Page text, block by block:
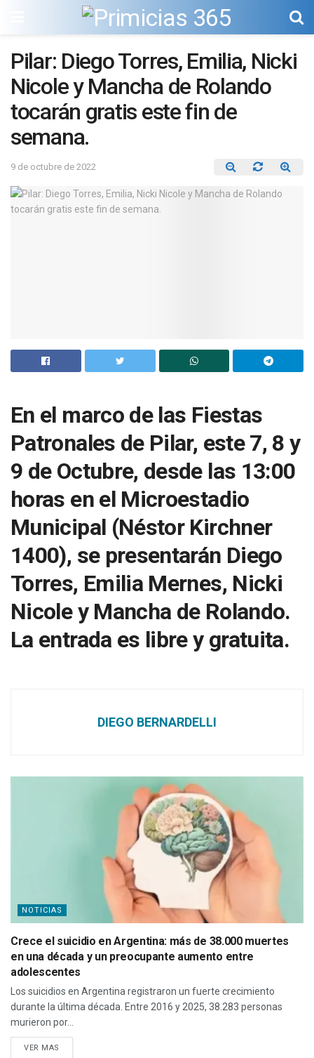
Pilar: Diego Torres, Emilia, Nicki
Nicole y Mancha de Rolando
tocarán gratis este fin de
semana.
9 de octubre de 2022
En el marco de las Fiestas
Patronales de Pilar, este 7, 8 y
9 de Octubre, desde las 13:00
horas en el Microestadio
Municipal (Néstor Kirchner
1400), se presentarán Diego
Torres, Emilia Mernes, Nicki
Nicole y Mancha de Rolando.
La entrada es libre y gratuita.
DIEGO BERNARDELLI
NOTICIAS
Crece el suicidio en Argentina: más de 38.000 muertes
en una década y un preocupante aumento entre
adolescentes
Los suicidios en Argentina registraron un fuerte crecimiento
durante la última década. Entre 2016 y 2025, 38.283 personas
murieron por...
VER MAS